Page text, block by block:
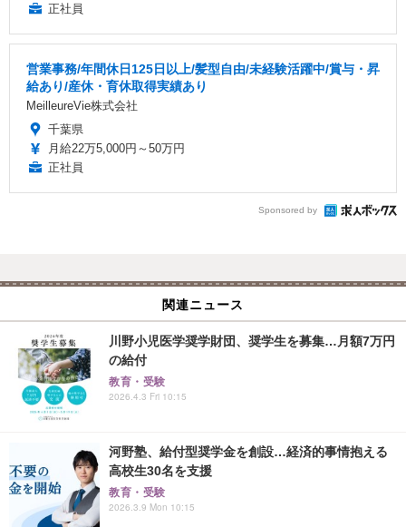
正社員
営業事務/年間休日125日以上/髪型自由/未経験活躍中/賞与・昇
給あり/産休・育休取得実績あり
MeilleureVie株式会社
千葉県
月給22万5,000円～50万円
正社員
Sponsored by
関連ニュース
川野小児医学奨学財団、奨学生を募集…月額7万円
の給付
教育・受験
2026.4.3 Fri 10:15
河野塾、給付型奨学金を創設…経済的事情抱える
高校生30名を支援
教育・受験
2026.3.9 Mon 10:15